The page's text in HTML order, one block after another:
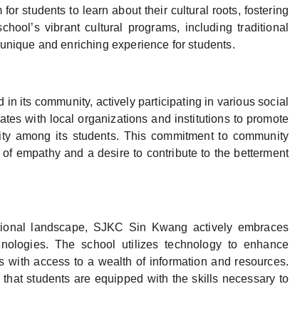
students to learn about their cultural roots, fostering
vibrant cultural programs, including traditional
and enriching experience for students.
its community, actively participating in various social
with local organizations and institutions to promote
among its students. This commitment to community
empathy and a desire to contribute to the betterment
landscape, SJKC Sin Kwang actively embraces
The school utilizes technology to enhance
with access to a wealth of information and resources.
students are equipped with the skills necessary to